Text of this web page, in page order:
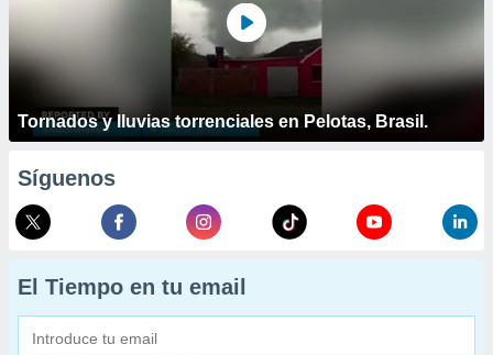
Tornados y lluvias torrenciales en Pelotas, Brasil.
Síguenos
El Tiempo en tu email